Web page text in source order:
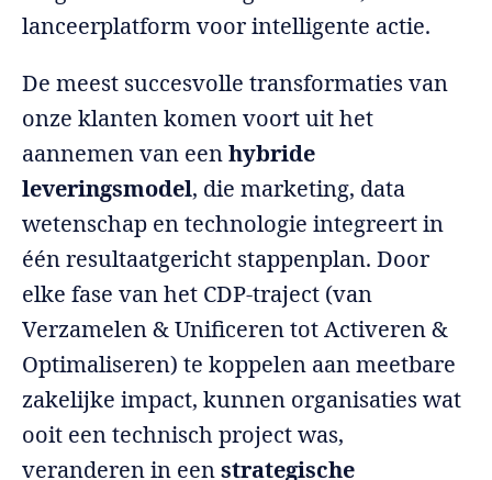
lanceerplatform voor intelligente actie.
De meest succesvolle transformaties van
onze klanten komen voort uit het
aannemen van eenhybride
leveringsmodel, die marketing, data
wetenschap en technologie integreert in
één resultaatgericht stappenplan. Door
elke fase van het CDP-traject (van
Verzamelen & Unificeren tot Activeren &
Optimaliseren) te koppelen aan meetbare
zakelijke impact, kunnen organisaties wat
ooit een technisch project was,
veranderen in eenstrategische